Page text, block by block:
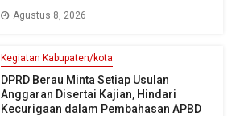
Agustus 8, 2026
Kegiatan Kabupaten/kota
DPRD Berau Minta Setiap Usulan
Anggaran Disertai Kajian, Hindari
Kecurigaan dalam Pembahasan APBD